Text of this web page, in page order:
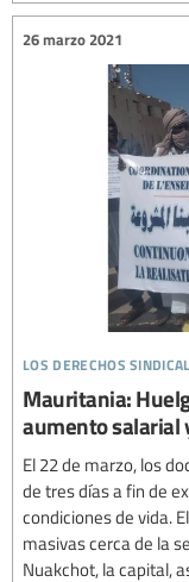
los derechos
26 marzo 2021
Mauritania:
aumento salarial
El 22 de marzo, los
de tres días a fin de
condiciones de vida.
masivas cerca de la
Nuakchot, la capital,